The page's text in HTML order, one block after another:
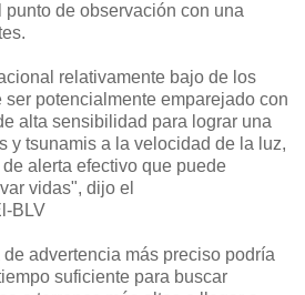
de observación con una
relativamente bajo de los
ser potencialmente emparejado con
alta sensibilidad para lograr una
y tsunamis a la velocidad de la luz,
alerta efectivo que puede
vidas", dijo el
BLV
advertencia más preciso podría
suficiente para buscar